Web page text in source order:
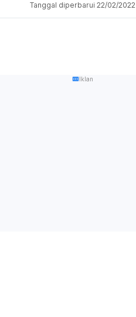
Tanggal diperbarui 22/02/2022
Iklan